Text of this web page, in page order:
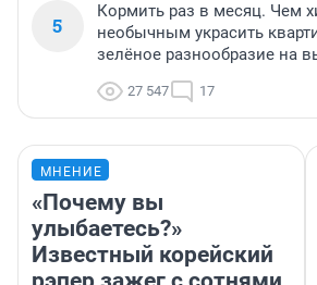
5
Кормить раз в месяц. Чем
необычным украсить
зелёное разнообразие на
27 547 17
МНЕНИЕ
«Почему вы
улыбаетесь?»
Известный корейский